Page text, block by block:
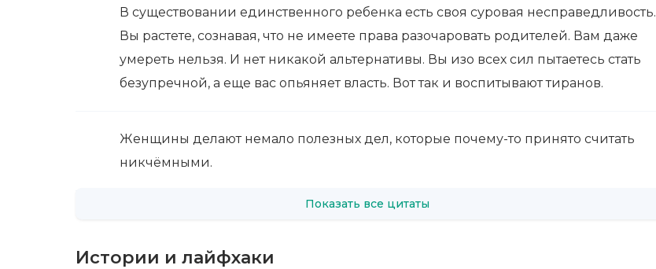
В существовании единственного ребенка есть своя суровая несправедливость.
Вы растете, сознавая, что не имеете права разочаровать родителей. Вам даже
умереть нельзя. И нет никакой альтернативы. Вы изо всех сил пытаетесь стать
безупречной, а еще вас опьяняет власть. Вот так и воспитывают тиранов.
Женщины делают немало полезных дел, которые почему-то принято считать
никчёмными.
Показать все цитаты
Истории и лайфхаки